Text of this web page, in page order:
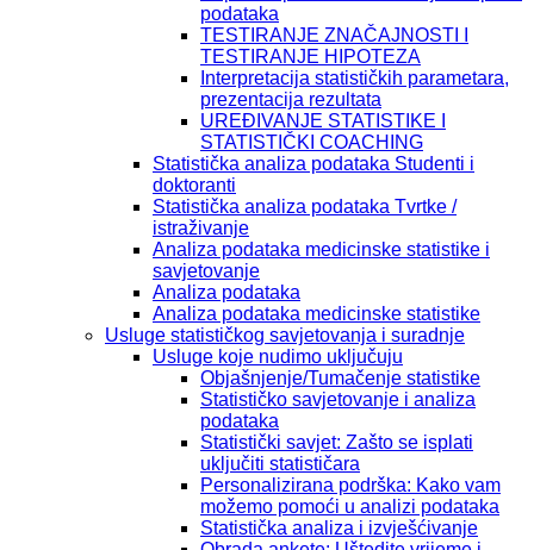
podataka
TESTIRANJE ZNAČAJNOSTI I
TESTIRANJE HIPOTEZA
Interpretacija statističkih parametara,
prezentacija rezultata
UREĐIVANJE STATISTIKE I
STATISTIČKI COACHING
Statistička analiza podataka Studenti i
doktoranti
Statistička analiza podataka Tvrtke /
istraživanje
Analiza podataka medicinske statistike i
savjetovanje
Analiza podataka
Analiza podataka medicinske statistike
Usluge statističkog savjetovanja i suradnje
Usluge koje nudimo uključuju
Objašnjenje/Tumačenje statistike
Statističko savjetovanje i analiza
podataka
Statistički savjet: Zašto se isplati
uključiti statističara
Personalizirana podrška: Kako vam
možemo pomoći u analizi podataka
Statistička analiza i izvješćivanje